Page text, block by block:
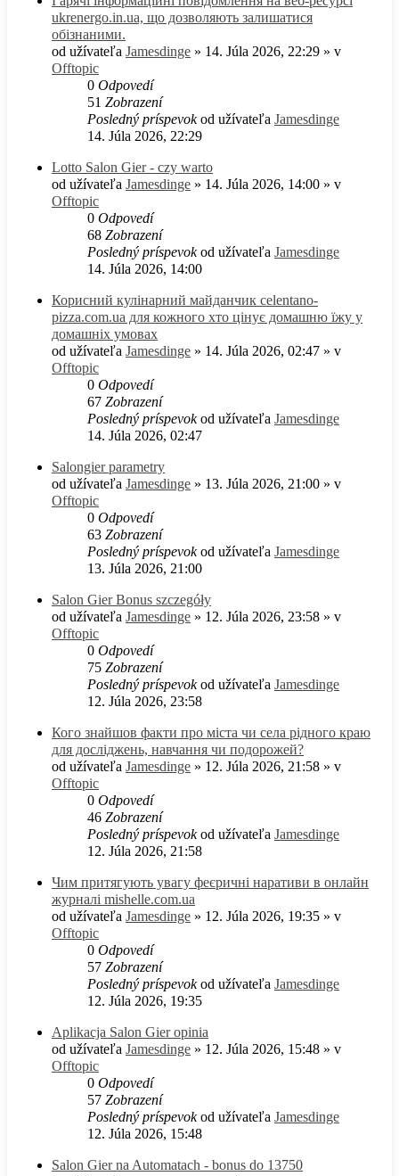
ukrenergo.in.ua, що дозволяють залишатися
обізнаними.
od užívateľa Jamesdinge » 14. Júla 2026, 22:29 » v
Offtopic
0 Odpovedí
51 Zobrazení
Posledný príspevokod užívateľa Jamesdinge
14. Júla 2026, 22:29
Lotto Salon Gier - czy warto
od užívateľa Jamesdinge » 14. Júla 2026, 14:00 » v
Offtopic
0 Odpovedí
68 Zobrazení
Posledný príspevokod užívateľa Jamesdinge
14. Júla 2026, 14:00
Корисний кулінарний майданчик celentano-
pizza.com.ua для кожного хто цінує домашню їжу у
домашніх умовах
od užívateľa Jamesdinge » 14. Júla 2026, 02:47 » v
Offtopic
0 Odpovedí
67 Zobrazení
Posledný príspevokod užívateľa Jamesdinge
14. Júla 2026, 02:47
Salongier parametry
od užívateľa Jamesdinge » 13. Júla 2026, 21:00 » v
Offtopic
0 Odpovedí
63 Zobrazení
Posledný príspevokod užívateľa Jamesdinge
13. Júla 2026, 21:00
Salon Gier Bonus szczegóły
od užívateľa Jamesdinge » 12. Júla 2026, 23:58 » v
Offtopic
0 Odpovedí
75 Zobrazení
Posledný príspevokod užívateľa Jamesdinge
12. Júla 2026, 23:58
Кого знайшов факти про міста чи села рідного краю
для досліджень, навчання чи подорожей?
od užívateľa Jamesdinge » 12. Júla 2026, 21:58 » v
Offtopic
0 Odpovedí
46 Zobrazení
Posledný príspevokod užívateľa Jamesdinge
12. Júla 2026, 21:58
Чим притягують увагу феєричні наративи в онлайн
журналі mishelle.com.ua
od užívateľa Jamesdinge » 12. Júla 2026, 19:35 » v
Offtopic
0 Odpovedí
57 Zobrazení
Posledný príspevokod užívateľa Jamesdinge
12. Júla 2026, 19:35
Aplikacja Salon Gier opinia
od užívateľa Jamesdinge » 12. Júla 2026, 15:48 » v
Offtopic
0 Odpovedí
57 Zobrazení
Posledný príspevokod užívateľa Jamesdinge
12. Júla 2026, 15:48
Salon Gier na Automatach - bonus do 13750